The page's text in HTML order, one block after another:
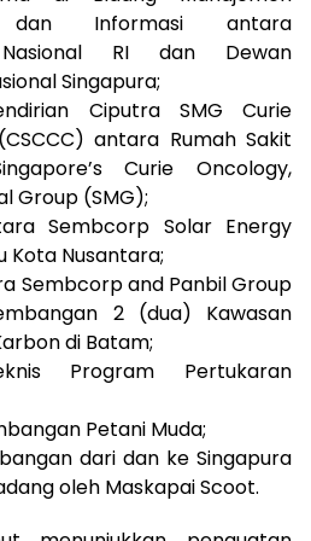
dan Informasi antara
Nasional RI dan Dewan
Singapura;
Ciputra SMG Curie
antara Rumah Sakit
Curie Oncology,
Group (SMG);
Sembcorp Solar Energy
Kota Nusantara;
Sembcorp and Panbil Group
2 (dua) Kawasan
di Batam;
Program Pertukaran
Petani Muda;
dari dan ke Singapura
oleh Maskapai Scoot.